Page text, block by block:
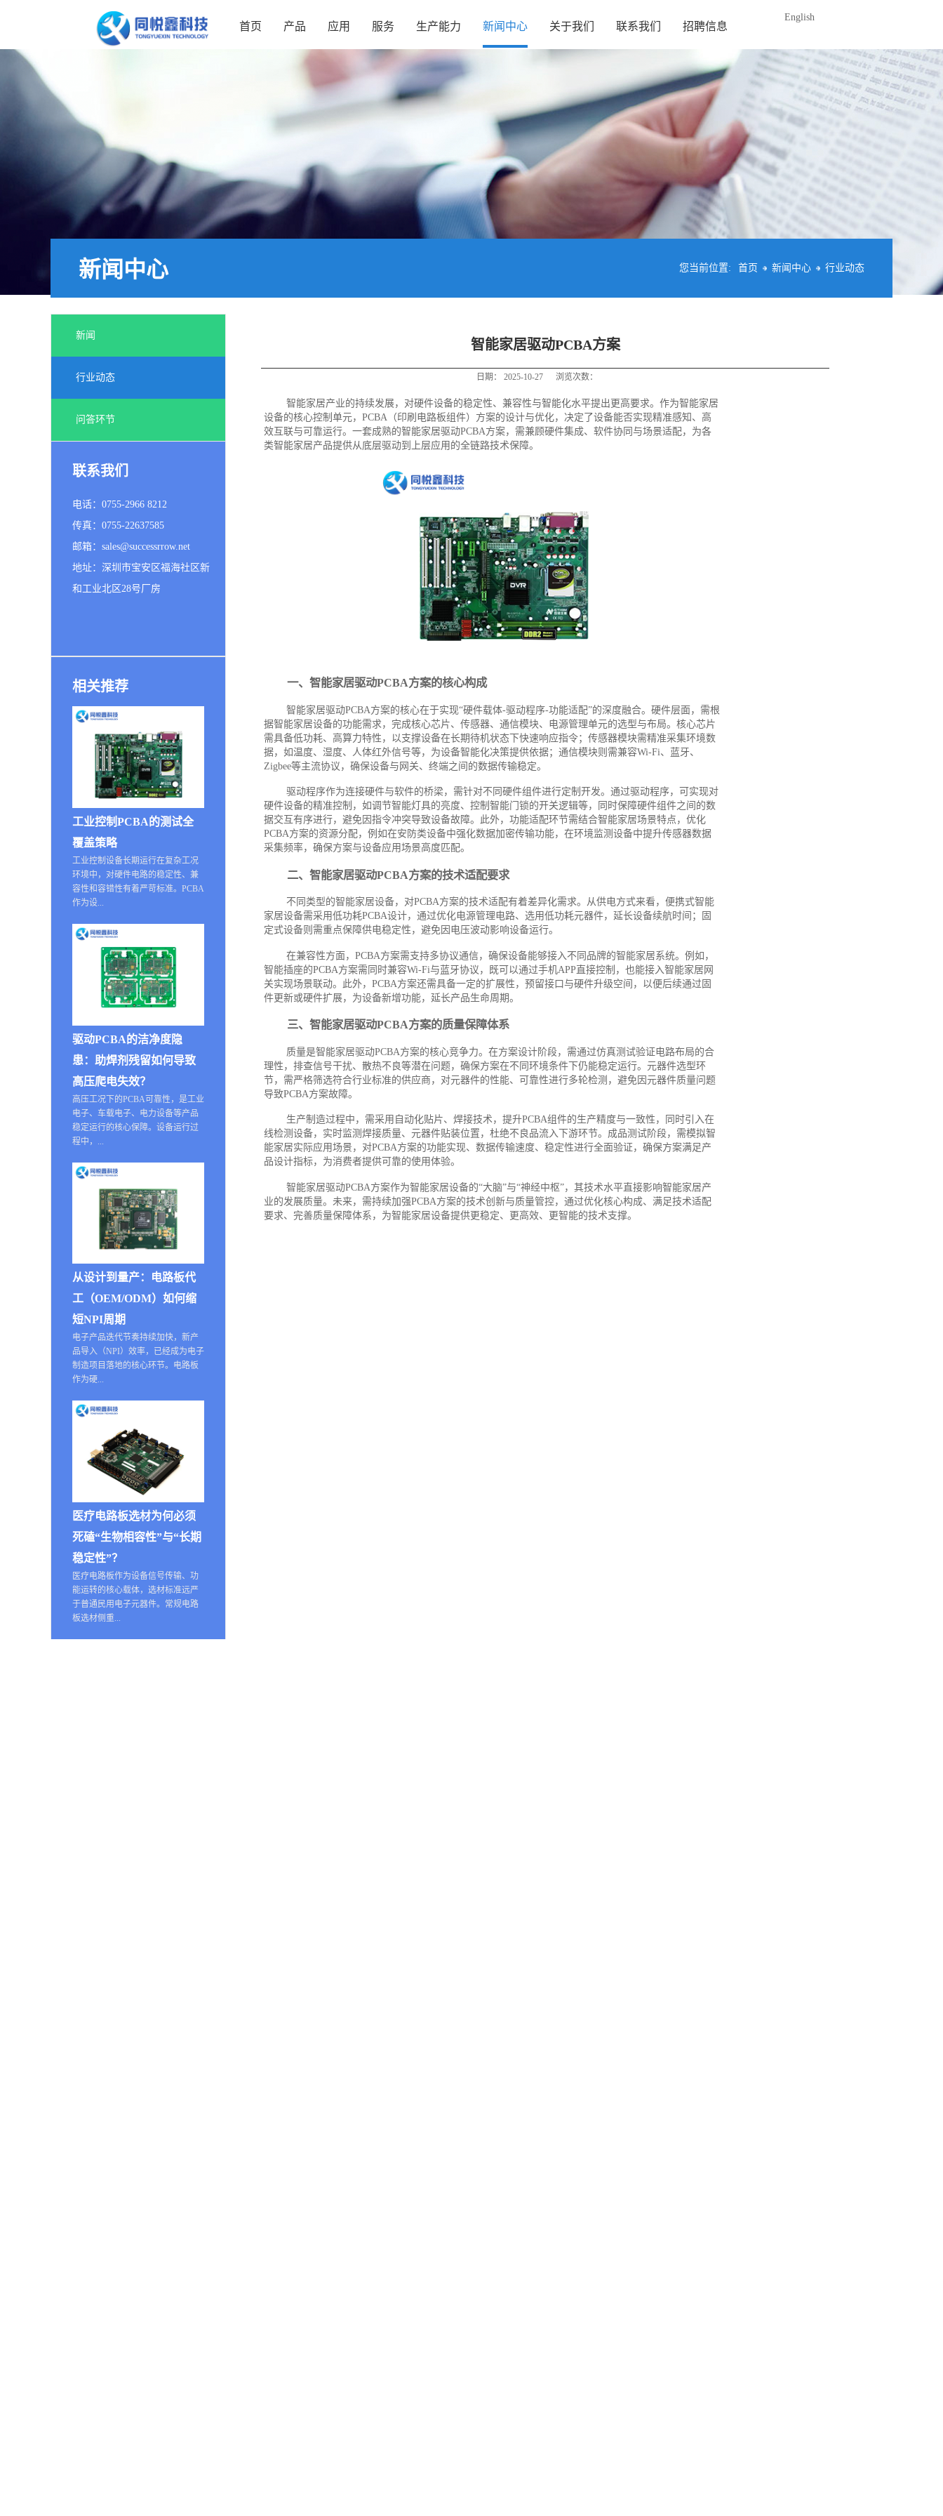
首页 产品 应用 服务 生产能力 新闻中心 关于我们 联系我们 招聘信息
English
您当前位置: 首页 新闻中心 行业动态
新闻中心
新闻
行业动态
问答环节
联系我们
电话：0755-2966 8212
传真：0755-22637585
邮箱：sales@successrrow.net
地址：深圳市宝安区福海社区新
和工业北区28号厂房
相关推荐
工业控制PCBA的测试全
覆盖策略
工业控制设备长期运行在复杂工况
环境中，对硬件电路的稳定性、兼
容性和容错性有着严苛标准。PCBA
作为设...
驱动PCBA的洁净度隐
患：助焊剂残留如何导致
高压爬电失效？
高压工况下的PCBA可靠性，是工业
电子、车载电子、电力设备等产品
稳定运行的核心保障。设备运行过
程中，...
从设计到量产：电路板代
工（OEM/ODM）如何缩
短NPI周期
电子产品迭代节奏持续加快，新产
品导入（NPI）效率，已经成为电子
制造项目落地的核心环节。电路板
作为硬...
医疗电路板选材为何必须
死磕“生物相容性”与“长期
稳定性”？
医疗电路板作为设备信号传输、功
能运转的核心载体，选材标准远严
于普通民用电子元器件。常规电路
板选材侧重...
智能家居驱动PCBA方案
日期： 2025-10-27 浏览次数：
智能家居产业的持续发展，对硬件设备的稳定性、兼容性与智能化水平提出更高要求。作为智能家居
设备的核心控制单元，PCBA（印刷电路板组件）方案的设计与优化，决定了设备能否实现精准感知、高
效互联与可靠运行。一套成熟的智能家居驱动PCBA方案，需兼顾硬件集成、软件协同与场景适配，为各
类智能家居产品提供从底层驱动到上层应用的全链路技术保障。
一、智能家居驱动PCBA方案的核心构成
智能家居驱动PCBA方案的核心在于实现“硬件载体-驱动程序-功能适配”的深度融合。硬件层面，需根
据智能家居设备的功能需求，完成核心芯片、传感器、通信模块、电源管理单元的选型与布局。核心芯片
需具备低功耗、高算力特性，以支撑设备在长期待机状态下快速响应指令；传感器模块需精准采集环境数
据，如温度、湿度、人体红外信号等，为设备智能化决策提供依据；通信模块则需兼容Wi-Fi、蓝牙、
Zigbee等主流协议，确保设备与网关、终端之间的数据传输稳定。
驱动程序作为连接硬件与软件的桥梁，需针对不同硬件组件进行定制开发。通过驱动程序，可实现对
硬件设备的精准控制，如调节智能灯具的亮度、控制智能门锁的开关逻辑等，同时保障硬件组件之间的数
据交互有序进行，避免因指令冲突导致设备故障。此外，功能适配环节需结合智能家居场景特点，优化
PCBA方案的资源分配，例如在安防类设备中强化数据加密传输功能，在环境监测设备中提升传感器数据
采集频率，确保方案与设备应用场景高度匹配。
二、智能家居驱动PCBA方案的技术适配要求
不同类型的智能家居设备，对PCBA方案的技术适配有着差异化需求。从供电方式来看，便携式智能
家居设备需采用低功耗PCBA设计，通过优化电源管理电路、选用低功耗元器件，延长设备续航时间；固
定式设备则需重点保障供电稳定性，避免因电压波动影响设备运行。
在兼容性方面，PCBA方案需支持多协议通信，确保设备能够接入不同品牌的智能家居系统。例如，
智能插座的PCBA方案需同时兼容Wi-Fi与蓝牙协议，既可以通过手机APP直接控制，也能接入智能家居网
关实现场景联动。此外，PCBA方案还需具备一定的扩展性，预留接口与硬件升级空间，以便后续通过固
件更新或硬件扩展，为设备新增功能，延长产品生命周期。
三、智能家居驱动PCBA方案的质量保障体系
质量是智能家居驱动PCBA方案的核心竞争力。在方案设计阶段，需通过仿真测试验证电路布局的合
理性，排查信号干扰、散热不良等潜在问题，确保方案在不同环境条件下仍能稳定运行。元器件选型环
节，需严格筛选符合行业标准的供应商，对元器件的性能、可靠性进行多轮检测，避免因元器件质量问题
导致PCBA方案故障。
生产制造过程中，需采用自动化贴片、焊接技术，提升PCBA组件的生产精度与一致性，同时引入在
线检测设备，实时监测焊接质量、元器件贴装位置，杜绝不良品流入下游环节。成品测试阶段，需模拟智
能家居实际应用场景，对PCBA方案的功能实现、数据传输速度、稳定性进行全面验证，确保方案满足产
品设计指标，为消费者提供可靠的使用体验。
智能家居驱动PCBA方案作为智能家居设备的“大脑”与“神经中枢”，其技术水平直接影响智能家居产
业的发展质量。未来，需持续加强PCBA方案的技术创新与质量管控，通过优化核心构成、满足技术适配
要求、完善质量保障体系，为智能家居设备提供更稳定、更高效、更智能的技术支撑。